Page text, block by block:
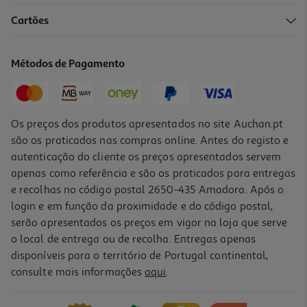
-55%
Boia Intex Multicor 51cm Modelos Sortidos
Cartões
Métodos de Pagamento
Os preços dos produtos apresentados no site Auchan.pt
são os praticados nas compras online. Antes do registo e
autenticação do cliente os preços apresentados servem
apenas como referência e são os praticados para entregas
e recolhas no código postal 2650-435 Amadora. Após o
login e em função da proximidade e do código postal,
serão apresentados os preços em vigor na loja que serve
o local de entrega ou de recolha. Entregas apenas
disponíveis para o território de Portugal continental,
consulte mais informações aqui.